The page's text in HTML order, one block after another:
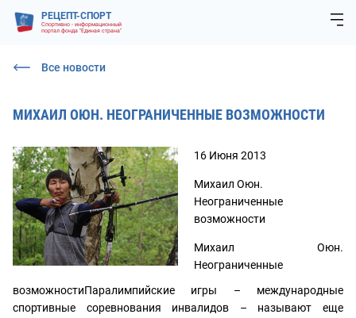
РЕЦЕПТ-СПОРТ
Спортивно - информационный
портал фонда "Единая страна"
Все новости
МИХАИЛ ОЮН. НЕОГРАНИЧЕННЫЕ ВОЗМОЖНОСТИ
16 Июня 2013
Михаил Оюн.
Неограниченные
возможности
Михаил Оюн.
Неограниченные
возможностиПаралимпийские игры – международные
спортивные соревнования инвалидов – называют еще